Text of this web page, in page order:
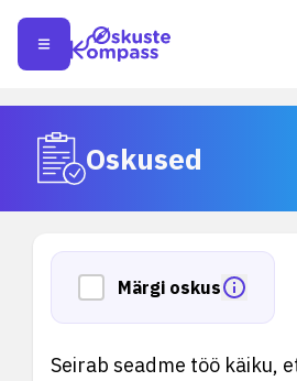
Oskused
Märgi oskus
Seirab seadme töö käiku,